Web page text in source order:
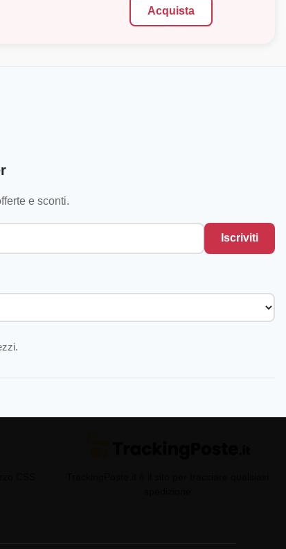
Acquista
e sconti.
Iscriviti
CSS